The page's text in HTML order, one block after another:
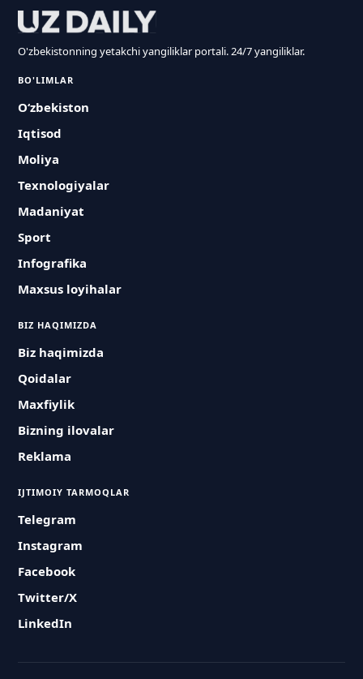
O'zbekistonning yetakchi yangiliklar portali. 24/7 yangiliklar.
BO'LIMLAR
O‘zbekiston
Iqtisod
Moliya
Texnologiyalar
Madaniyat
Sport
Infografika
Maxsus loyihalar
BIZ HAQIMIZDA
Biz haqimizda
Qoidalar
Maxfiylik
Bizning ilovalar
Reklama
IJTIMOIY TARMOQLAR
Telegram
Instagram
Facebook
Twitter/X
LinkedIn